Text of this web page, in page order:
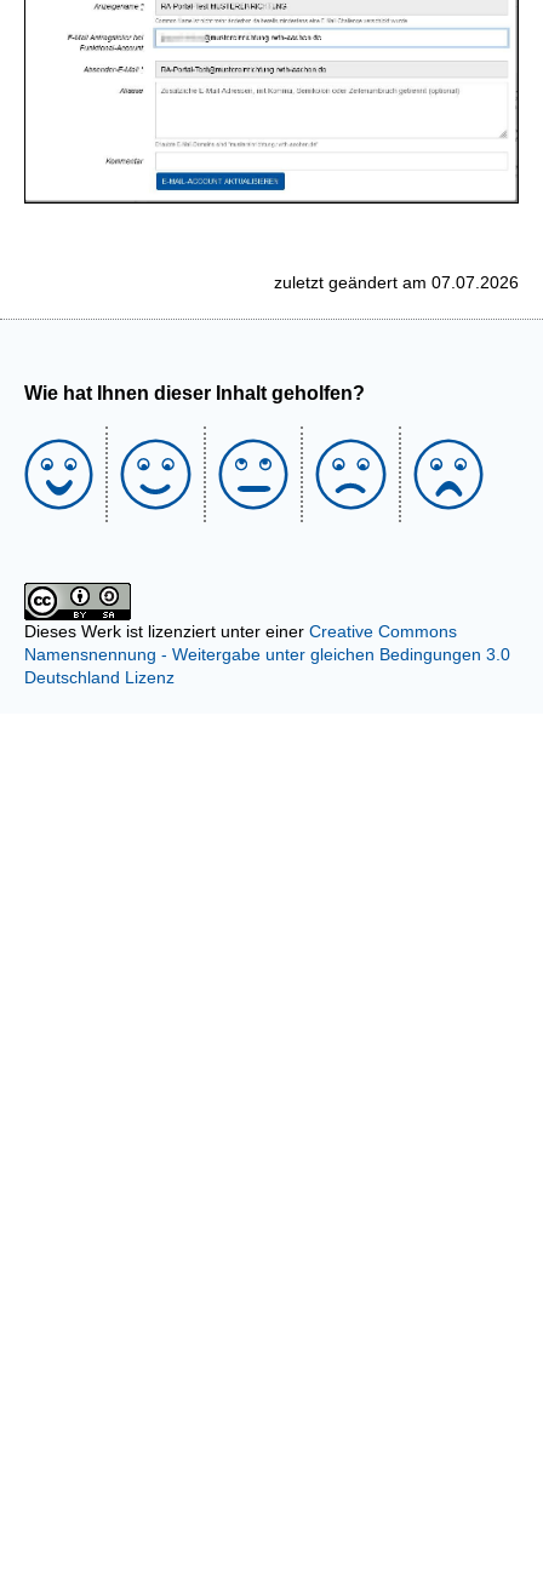
zuletzt geändert am 07.07.2026
Wie hat Ihnen dieser Inhalt geholfen?
Dieses Werk ist lizenziert unter einer Creative Commons
Namensnennung - Weitergabe unter gleichen Bedingungen 3.0
Deutschland Lizenz